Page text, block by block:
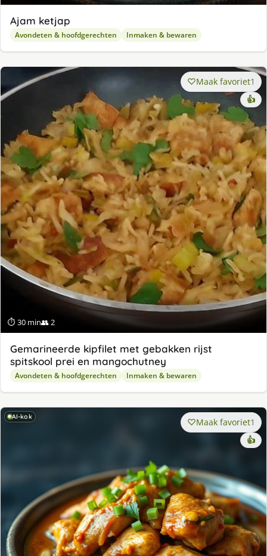
Ajam ketjap
Avondeten & hoofdgerechten Inmaken & bewaren
⏱ 30 min👥 2
Maak favoriet1
👍
Gemarineerde kipfilet met gebakken rijst
spitskool prei en mangochutney
Avondeten & hoofdgerechten Inmaken & bewaren
AI-kok Maak favoriet1
👍